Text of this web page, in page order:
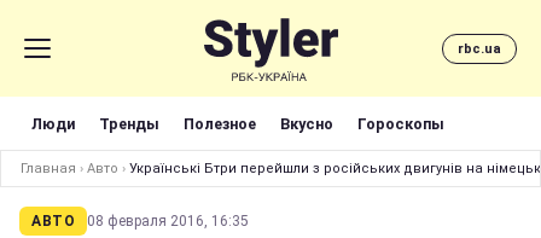
rbc.ua
Люди Тренды Полезное Вкусно Гороскопы
Главная › Авто › Українські Бтри перейшли з російських двигунів на
АВТО 08 февраля 2016, 16:35